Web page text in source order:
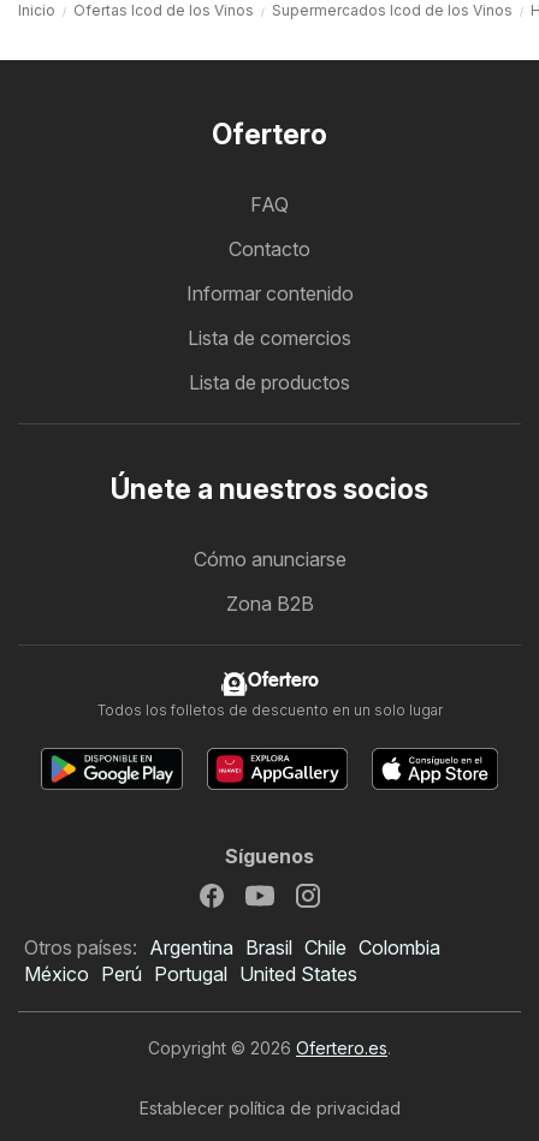
Inicio Ofertas Icod de los Vinos Supermercados Icod de los Vinos
Ofertero
FAQ
Contacto
Informar contenido
Lista de comercios
Lista de productos
Únete a nuestros socios
Cómo anunciarse
Zona B2B
Ofertero
Todos los folletos de descuento en un solo lugar
Síguenos
Otros países: Argentina Brasil Chile Colombia
México Perú Portugal United States
Copyright © 2026 Ofertero.es.
Establecer política de privacidad